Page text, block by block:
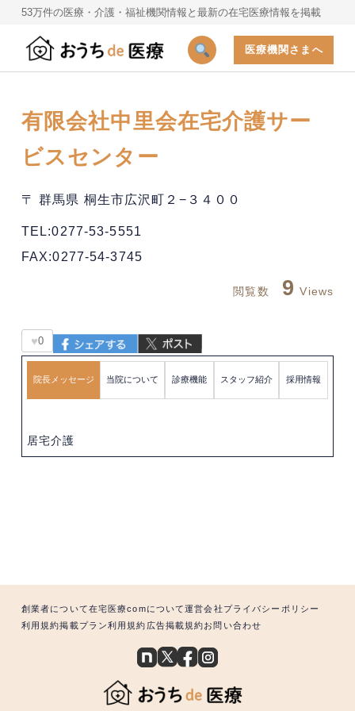
53万件の医療・介護・福祉機関情報と最新の在宅医療情報を掲載
医療機関さまへ
有限会社中里会在宅介護サー
ビスセンター
〒 群馬県 桐生市広沢町２−３４００
TEL:0277-53-5551
FAX:0277-54-3745
閲覧数 9 Views
♥0
院長メッセージ 当院について 診療機能 スタッフ紹介 採用情報
居宅介護
創業者について在宅医療comについて運営会社 プライバシーポリシー
利用規約掲載プラン利用規約 広告掲載規約お問い合わせ